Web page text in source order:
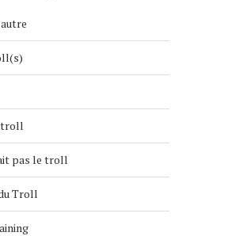
troll
pas le troll
Troll